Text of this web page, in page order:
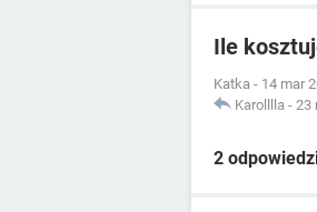
Ile
Katka - 14 mar
Karolllla - 23
2